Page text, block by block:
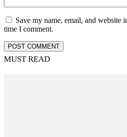
Save my name, email, and website
time I comment.
MUST READ